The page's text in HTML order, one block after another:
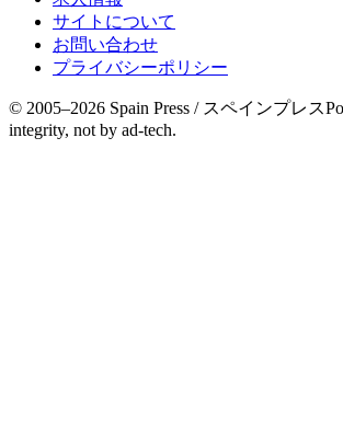
サイトについて
お問い合わせ
プライバシーポリシー
© 2005–2026 Spain Press / スペインプレス
integrity, not by ad-tech.